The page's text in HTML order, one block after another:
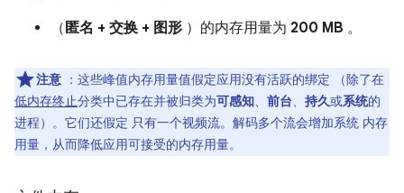
（匿名 + 交换 + 图形 ）的内存用量为 200 MB 。
注意 ：这些峰值内存用量值假定应用没有活跃的绑定 （除了在
低内存终止分类中已存在并被归类为可感知、 前台、 持久或系统的
进程）。它们还假定 只有一个视频流。解码多个流会增加系统 内存
用量，从而降低应用可接受的内存用量。